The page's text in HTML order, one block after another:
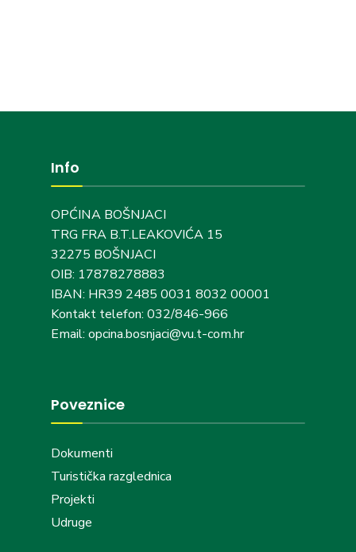
Info
OPĆINA BOŠNJACI
TRG FRA B.T.LEAKOVIĆA 15
32275 BOŠNJACI
OIB: 17878278883
IBAN: HR39 2485 0031 8032 00001
Kontakt telefon: 032/846-966
Email: opcina.bosnjaci@vu.t-com.hr
Poveznice
Dokumenti
Turistička razglednica
Projekti
Udruge